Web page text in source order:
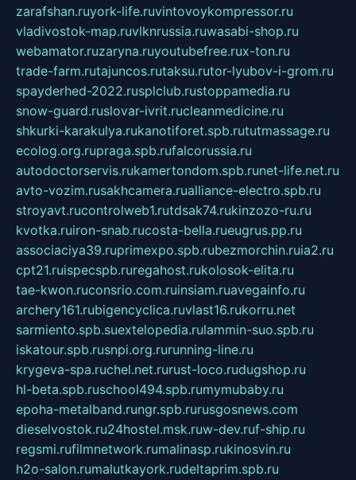
zarafshan.ruyork-life.ruvintovoykompressor.ru
vladivostok-map.ruvlknrussia.ruwasabi-shop.ru
webamator.ruzaryna.ruyoutubefree.rux-ton.ru
trade-farm.rutajuncos.rutaksu.rutor-lyubov-i-grom.ru
spayderhed-2022.rusplclub.rustoppamedia.ru
snow-guard.ruslovar-ivrit.rucleanmedicine.ru
shkurki-karakulya.rukanotiforet.spb.rututmassage.ru
ecolog.org.rupraga.spb.rufalcorussia.ru
autodoctorservis.rukamertondom.spb.runet-life.net.ru
avto-vozim.rusakhcamera.rualliance-electro.spb.ru
stroyavt.rucontrolweb1.rutdsak74.rukinzozo-ru.ru
kvotka.ruiron-snab.rucosta-bella.rueugrus.pp.ru
associaciya39.ruprimexpo.spb.rubezmorchin.ruia2.ru
cpt21.ruispecspb.ruregahost.rukolosok-elita.ru
tae-kwon.ruconsrio.com.ruinsiam.ruavegainfo.ru
archery161.rubigencyclica.ruvlast16.rukorru.net
sarmiento.spb.suextelopedia.rulammin-suo.spb.ru
iskatour.spb.rusnpi.org.rurunning-line.ru
krygeva-spa.ruchel.net.rurust-loco.rudugshop.ru
hl-beta.spb.ruschool494.spb.rumymubaby.ru
epoha-metalband.rungr.spb.rurusgosnews.com
dieselvostok.ru24hostel.msk.ruw-dev.ruf-ship.ru
regsmi.rufilmnetwork.rumalinasp.rukinosvin.ru
h2o-salon.rumalutkayork.rudeltaprim.spb.ru